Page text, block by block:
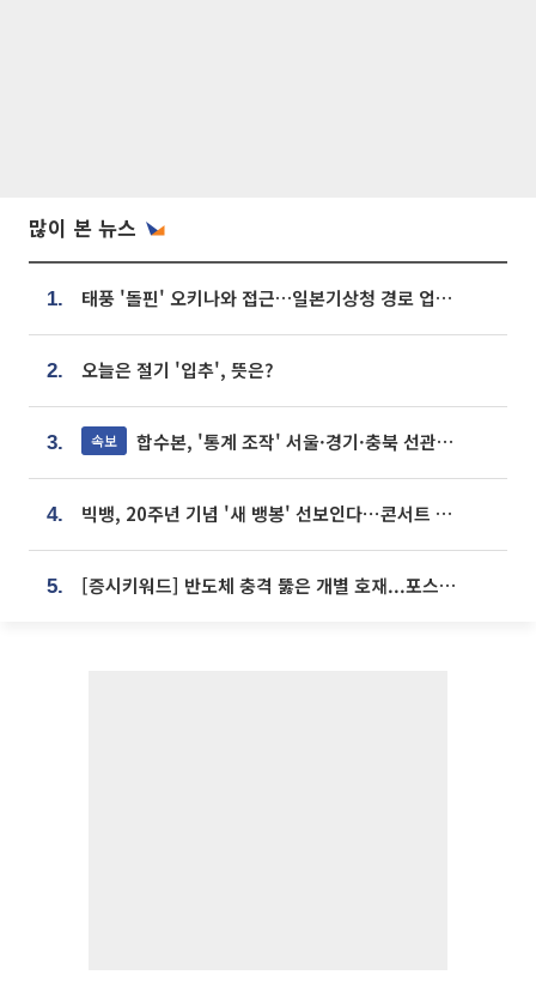
많이 본 뉴스
1. 태풍 '돌핀' 오키나와 접근…일본기상청 경로 업데이트
2. 오늘은 절기 '입추', 뜻은?
3. 속보 합수본, '통계 조작' 서울·경기·충북 선관위 등 추가 압수수색
4. 빅뱅, 20주년 기념 '새 뱅봉' 선보인다⋯콘서트 앞두고 팝업 개최
5. [증시키워드] 반도체 충격 뚫은 개별 호재...포스코퓨처엠·에코프로·한화솔루션 '눈길'